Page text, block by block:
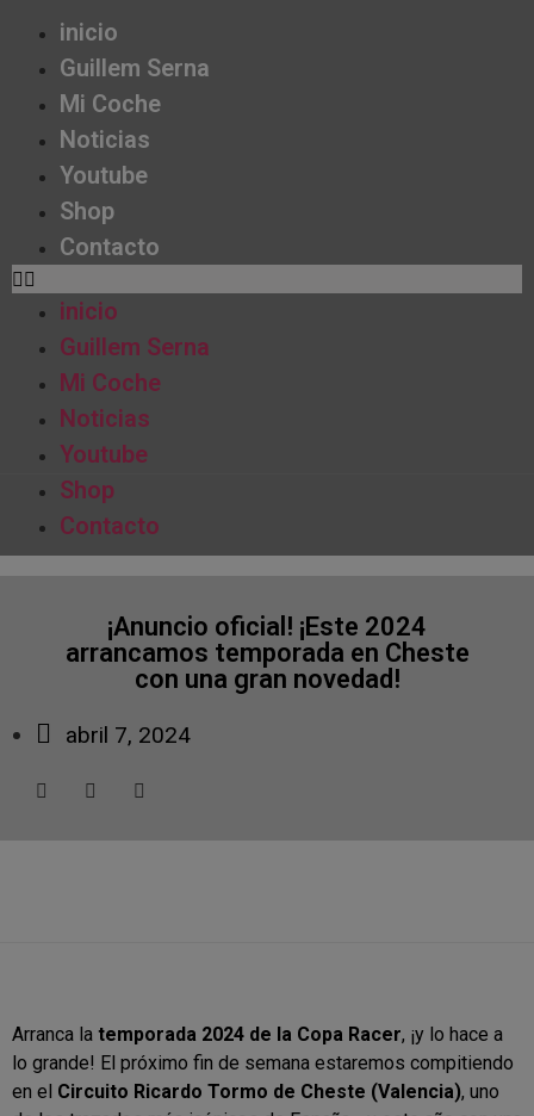
inicio
Guillem Serna
Mi Coche
Noticias
Youtube
Shop
Contacto
inicio
Guillem Serna
Mi Coche
Noticias
Youtube
Shop
Contacto
¡Anuncio oficial! ¡Este 2024
arrancamos temporada en Cheste
con una gran novedad!
abril 7, 2024
Arranca la temporada 2024 de la Copa Racer, ¡y lo hace a
lo grande! El próximo fin de semana estaremos compitiendo
en el Circuito Ricardo Tormo de Cheste (Valencia), uno